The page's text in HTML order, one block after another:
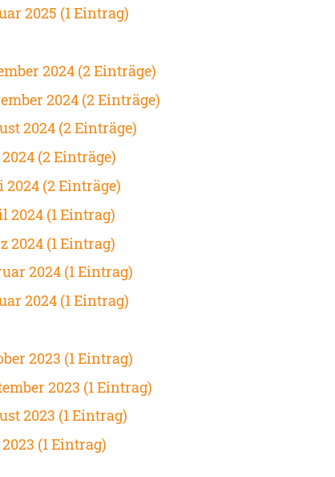
2025 (1 Eintrag)
2024 (2 Einträge)
2024 (2 Einträge)
2024 (2 Einträge)
(2 Einträge)
2024 (2 Einträge)
2024 (1 Eintrag)
2024 (1 Eintrag)
2024 (1 Eintrag)
2024 (1 Eintrag)
2023 (1 Eintrag)
2023 (1 Eintrag)
2023 (1 Eintrag)
(1 Eintrag)